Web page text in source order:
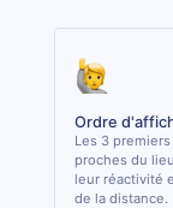
Ordre
Les 3
proches du
leur réactivité
de la distance.